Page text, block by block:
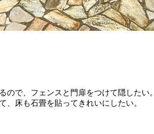
ので、フェンスと門扉をつけて隠したい。
、床も石畳を貼ってきれいにしたい。